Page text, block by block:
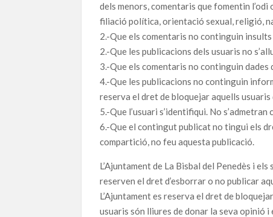
dels menors, comentaris que fomentin
filiació política, orientació sexual, religió,
2.-Que els comentaris no continguin
2.-Que les publicacions dels usuaris no
3.-Que els comentaris no continguin dades
4.-Que les publicacions no continguin
reserva el dret de bloquejar aquells
5.-Que l’usuari s’identifiqui. No
6.-Que el contingut publicat no tingui els
compartició, no feu aquesta publicació.
L’Ajuntament de La Bisbal del Penedès i
reserven el dret d’esborrar o no publicar
L’Ajuntament es reserva el dret de
usuaris són lliures de donar la seva opinió